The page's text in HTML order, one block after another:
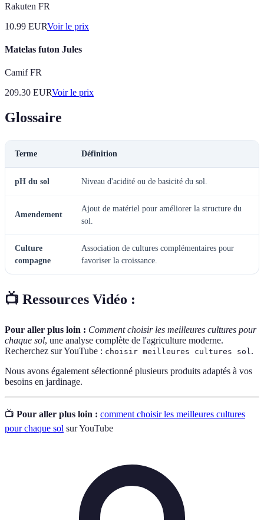
Rakuten FR
10.99 EURVoir le prix
Matelas futon Jules
Camif FR
209.30 EURVoir le prix
Glossaire
Terme Définition
pH du sol Niveau d'acidité ou de basicité du sol.
Amendement
Ajout de matériel pour améliorer la structure du
sol.
Culture
compagne
Association de cultures complémentaires pour
favoriser la croissance.
📺 Ressources Vidéo :
Pour aller plus loin : Comment choisir les meilleures cultures pour
chaque sol, une analyse complète de l'agriculture moderne.
Recherchez sur YouTube : choisir meilleures cultures sol.
Nous avons également sélectionné plusieurs produits adaptés à vos
besoins en jardinage.
📺 Pour aller plus loin : comment choisir les meilleures cultures
pour chaque sol sur YouTube